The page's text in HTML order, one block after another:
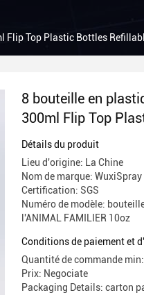
Top Plastic Bottles
8 bouteille en
300ml Flip Top
Top Cap
Détails du produit
Lieu d'origine: La Chine
Nom de marque:
Certification: SGS
Numéro de modèle:
l'ANIMAL FAMILIER 10oz
Conditions de paiement et
Quantité de commande
Prix: Negociate
Packaging Details: carton